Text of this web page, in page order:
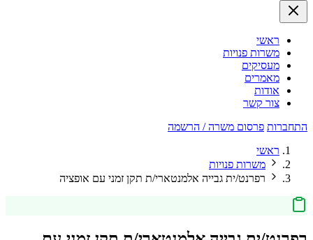
ראשי
משרות פנויות
מעסיקים
מאמרים
אודות
צור קשר
התחברות פרסום משרה / הרשמה
ראשי
משרות פנויות
רפרנט/ית גבייה אלמנטארי/ת תקן זמני עם אופציה